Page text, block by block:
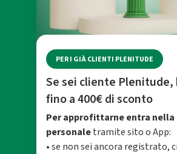
PER I GIÀ CLIENTI PLENITUDE
Se sei cliente Plenitude,
fino a 400€ di sconto
Per approfittarne entra nella
personaletramite sito o App:
• se non sei ancora registrato,